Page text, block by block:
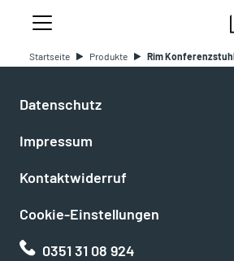
Startseite Produkte Rim
Datenschutz
Impressum
Kontaktwiderruf
Cookie-Einstellungen
0351 31 08 924